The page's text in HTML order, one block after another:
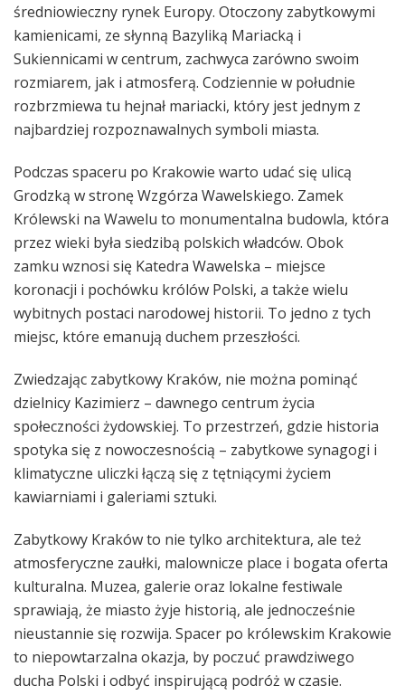
średniowieczny rynek Europy. Otoczony zabytkowymi
kamienicami, ze słynną Bazyliką Mariacką i
Sukiennicami w centrum, zachwyca zarówno swoim
rozmiarem, jak i atmosferą. Codziennie w południe
rozbrzmiewa tu hejnał mariacki, który jest jednym z
najbardziej rozpoznawalnych symboli miasta.
Podczas spaceru po Krakowie warto udać się ulicą
Grodzką w stronę Wzgórza Wawelskiego. Zamek
Królewski na Wawelu to monumentalna budowla, która
przez wieki była siedzibą polskich władców. Obok
zamku wznosi się Katedra Wawelska – miejsce
koronacji i pochówku królów Polski, a także wielu
wybitnych postaci narodowej historii. To jedno z tych
miejsc, które emanują duchem przeszłości.
Zwiedzając zabytkowy Kraków, nie można pominąć
dzielnicy Kazimierz – dawnego centrum życia
społeczności żydowskiej. To przestrzeń, gdzie historia
spotyka się z nowoczesnością – zabytkowe synagogi i
klimatyczne uliczki łączą się z tętniącymi życiem
kawiarniami i galeriami sztuki.
Zabytkowy Kraków to nie tylko architektura, ale też
atmosferyczne zaułki, malownicze place i bogata oferta
kulturalna. Muzea, galerie oraz lokalne festiwale
sprawiają, że miasto żyje historią, ale jednocześnie
nieustannie się rozwija. Spacer po królewskim Krakowie
to niepowtarzalna okazja, by poczuć prawdziwego
ducha Polski i odbyć inspirującą podróż w czasie.